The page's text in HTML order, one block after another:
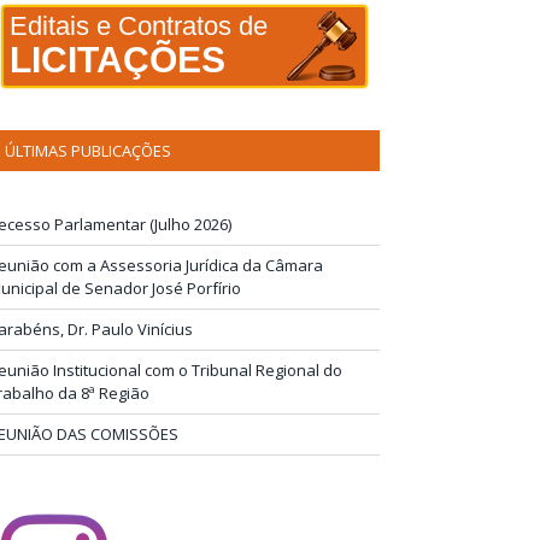
Editais e Contratos de
LICITAÇÕES
ÚLTIMAS PUBLICAÇÕES
Parlamentar (Julho 2026)
com a Assessoria Jurídica da Câmara
de Senador José Porfírio
Dr. Paulo Vinícius
Institucional com o Tribunal Regional do
da 8ª Região
DAS COMISSÕES